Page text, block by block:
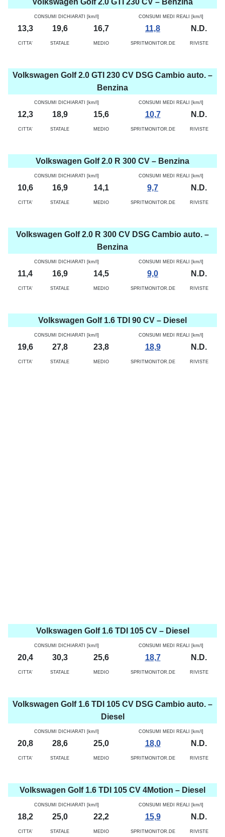
Volkswagen Golf 2.0 GTI 230 CV – Benzina
CONSUMI DICHIARATI [km/l] CONSUMI MEDI REALI [km/l]
13,3 19,6 16,7 11,8 N.D.
CITTA' STATALE MEDIO SPRITMONITOR.DE RIVISTE
Volkswagen Golf 2.0 GTI 230 CV DSG Cambio auto. –
Benzina
CONSUMI DICHIARATI [km/l] CONSUMI MEDI REALI [km/l]
12,3 18,9 15,6 10,7 N.D.
CITTA' STATALE MEDIO SPRITMONITOR.DE RIVISTE
Volkswagen Golf 2.0 R 300 CV – Benzina
CONSUMI DICHIARATI [km/l] CONSUMI MEDI REALI [km/l]
10,6 16,9 14,1 9,7 N.D.
CITTA' STATALE MEDIO SPRITMONITOR.DE RIVISTE
Volkswagen Golf 2.0 R 300 CV DSG Cambio auto. –
Benzina
CONSUMI DICHIARATI [km/l] CONSUMI MEDI REALI [km/l]
11,4 16,9 14,5 9,0 N.D.
CITTA' STATALE MEDIO SPRITMONITOR.DE RIVISTE
Volkswagen Golf 1.6 TDI 90 CV – Diesel
CONSUMI DICHIARATI [km/l] CONSUMI MEDI REALI [km/l]
19,6 27,8 23,8 18,9 N.D.
CITTA' STATALE MEDIO SPRITMONITOR.DE RIVISTE
Volkswagen Golf 1.6 TDI 105 CV – Diesel
CONSUMI DICHIARATI [km/l] CONSUMI MEDI REALI [km/l]
20,4 30,3 25,6 18,7 N.D.
CITTA' STATALE MEDIO SPRITMONITOR.DE RIVISTE
Volkswagen Golf 1.6 TDI 105 CV DSG Cambio auto. –
Diesel
CONSUMI DICHIARATI [km/l] CONSUMI MEDI REALI [km/l]
20,8 28,6 25,0 18,0 N.D.
CITTA' STATALE MEDIO SPRITMONITOR.DE RIVISTE
Volkswagen Golf 1.6 TDI 105 CV 4Motion – Diesel
CONSUMI DICHIARATI [km/l] CONSUMI MEDI REALI [km/l]
18,2 25,0 22,2 15,9 N.D.
CITTA' STATALE MEDIO SPRITMONITOR.DE RIVISTE